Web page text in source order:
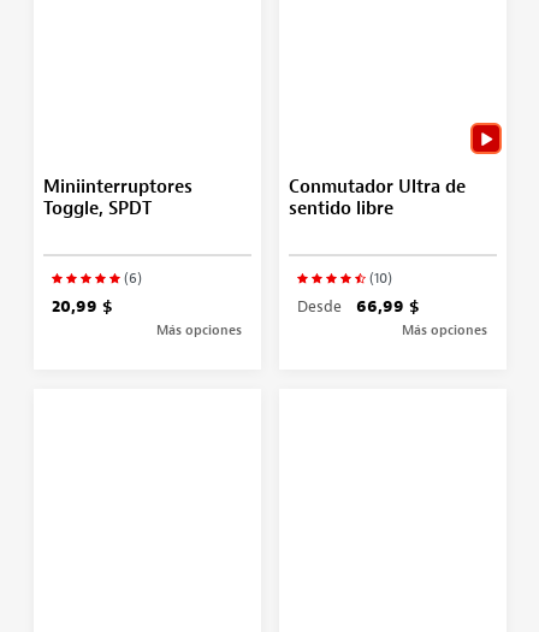
Miniinterruptores
Toggle, SPDT
(6)
20,99 $
Más opciones
Conmutador Ultra de
sentido libre
(10)
Desde 66,99 $
Más opciones